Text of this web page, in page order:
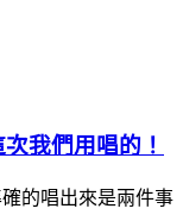
我們用唱的！
的唱出來是兩件事